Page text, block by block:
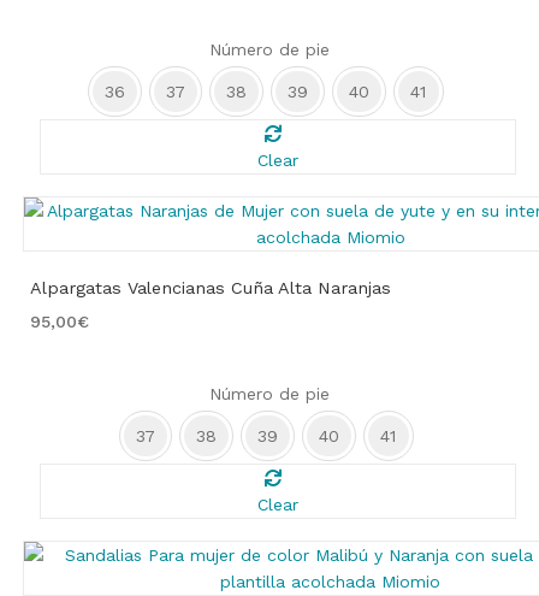
Número de pie
36 37 38 39 40 41
Clear
Alpargatas Valencianas Cuña Alta Naranjas
95,00€
Número de pie
37 38 39 40 41
Clear